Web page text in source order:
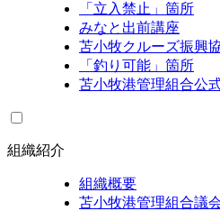
「立入禁止」箇所
みなと出前講座
苫小牧クルーズ振興
「釣り可能」箇所
苫小牧港管理組合公
組織紹介
組織概要
苫小牧港管理組合議